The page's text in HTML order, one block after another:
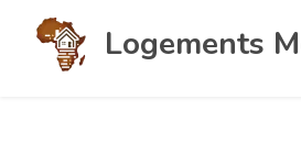
Logements